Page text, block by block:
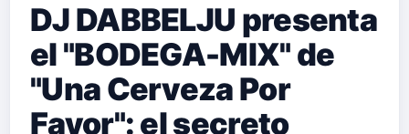
DJ DABBELJU presenta
el "BODEGA-MIX" de
"Una Cerveza Por
Favor": el secreto